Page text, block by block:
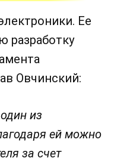
Ее
разработку
Овчинский:
из
ей можно
за счет